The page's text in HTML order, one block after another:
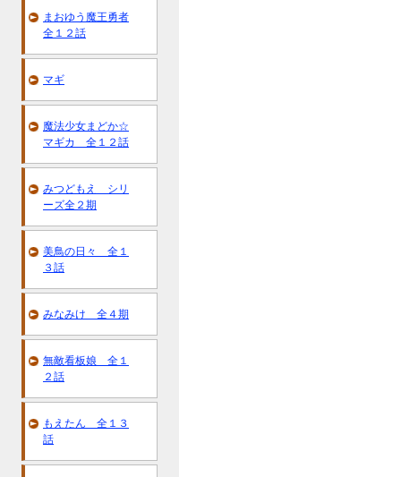
まおゆう魔王勇者
全１２話
マギ
魔法少女まどか☆
マギカ 全１２話
みつどもえ シリ
ーズ全２期
美鳥の日々 全１
３話
みなみけ 全４期
無敵看板娘 全１
２話
もえたん 全１３
話